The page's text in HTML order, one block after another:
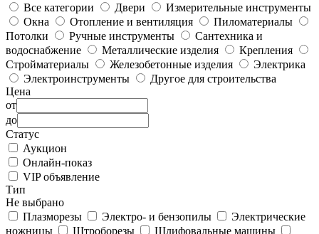
Все категории
Двери
Измерительные инструменты
Окна
Отопление и вентиляция
Пиломатериалы
Потолки
Ручные инструменты
Сантехника и
водоснабжение
Металлические изделия
Крепления
Стройматериалы
Железобетонные изделия
Электрика
Электроинструменты
Другое для строительства
Цена
от
до
Статус
Аукцион
Онлайн-показ
VIP объявление
Тип
Не выбрано
Плазморезы
Электро- и бензопилы
Электрические
ножницы
Штроборезы
Шлифовальные машины